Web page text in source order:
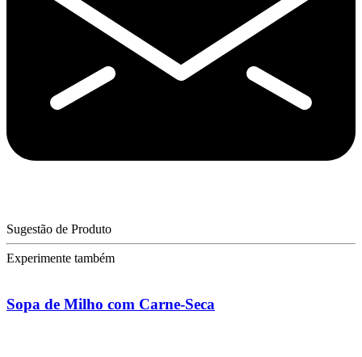
Sugestão de Produto
Experimente também
Sopa de Milho com Carne-Seca